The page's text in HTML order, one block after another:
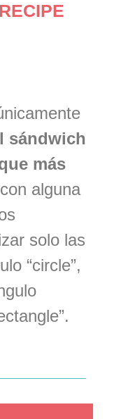
sándwich
más
alguna
solo las
“circle”,